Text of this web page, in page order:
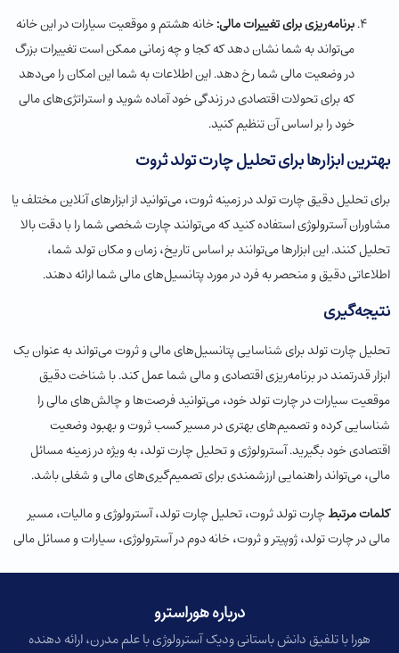
برنامه‌ریزی برای تغییرات مالی:خانه هشتم و موقعیت سیارات در این خانه
می‌تواند به شما نشان دهد که کجا و چه زمانی ممکن است تغییرات بزرگ
در وضعیت مالی شما رخ دهد. این اطلاعات به شما این امکان را می‌دهد
که برای تحولات اقتصادی در زندگی خود آماده شوید و استراتژی‌های مالی
خود را بر اساس آن تنظیم کنید.
بهترین ابزارها برای تحلیل چارت تولد ثروت
برای تحلیل دقیق چارت تولد در زمینه ثروت، می‌توانید از ابزارهای آنلاین مختلف یا
مشاوران آسترولوژی استفاده کنید که می‌توانند چارت شخصی شما را با دقت بالا
تحلیل کنند. این ابزارها می‌توانند بر اساس تاریخ، زمان و مکان تولد شما،
اطلاعاتی دقیق و منحصر به فرد در مورد پتانسیل‌های مالی شما ارائه دهند.
نتیجه‌گیری
تحلیل چارت تولد برای شناسایی پتانسیل‌های مالی و ثروت می‌تواند به عنوان یک
ابزار قدرتمند در برنامه‌ریزی اقتصادی و مالی شما عمل کند. با شناخت دقیق
موقعیت سیارات در چارت تولد خود، می‌توانید فرصت‌ها و چالش‌های مالی را
شناسایی کرده و تصمیم‌های بهتری در مسیر کسب ثروت و بهبود وضعیت
اقتصادی خود بگیرید. آسترولوژی و تحلیل چارت تولد، به ویژه در زمینه مسائل
مالی، می‌تواند راهنمایی ارزشمندی برای تصمیم‌گیری‌های مالی و شغلی باشد.
کلمات مرتبطچارت تولد ثروت، تحلیل چارت تولد، آسترولوژی و مالیات، مسیر
مالی در چارت تولد، ژوپیتر و ثروت، خانه دوم در آسترولوژی، سیارات و مسائل مالی
درباره هوراسترو​
هورا با تلفیق دانش باستانی ودیک آسترولوژی با علم مدرن، ارائه دهنده